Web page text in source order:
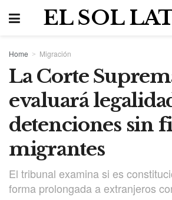
EL SOL
Home Migración
La Corte
evaluará
detenciones sin
migrantes
El tribunal examina si es
forma prolongada a extranjeros